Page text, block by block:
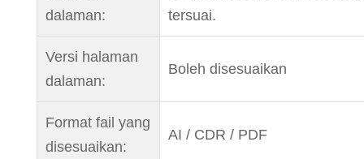
dalaman:
tersuai.
Versi halaman
dalaman:
Boleh disesuaikan
Format fail yang
disesuaikan:
AI / CDR / PDF